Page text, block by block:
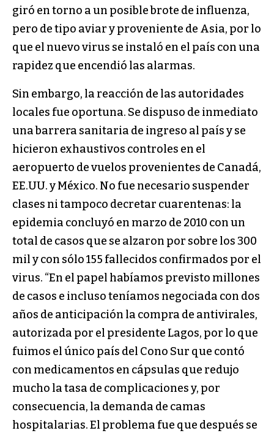
giró en torno a un posible brote de influenza,
pero de tipo aviar y proveniente de Asia, por lo
que el nuevo virus se instaló en el país con una
rapidez que encendió las alarmas.
Sin embargo, la reacción de las autoridades
locales fue oportuna. Se dispuso de inmediato
una barrera sanitaria de ingreso al país y se
hicieron exhaustivos controles en el
aeropuerto de vuelos provenientes de Canadá,
EE.UU. y México. No fue necesario suspender
clases ni tampoco decretar cuarentenas: la
epidemia concluyó en marzo de 2010 con un
total de casos que se alzaron por sobre los 300
mil y con sólo 155 fallecidos confirmados por el
virus. “En el papel habíamos previsto millones
de casos e incluso teníamos negociada con dos
años de anticipación la compra de antivirales,
autorizada por el presidente Lagos, por lo que
fuimos el único país del Cono Sur que contó
con medicamentos en cápsulas que redujo
mucho la tasa de complicaciones y, por
consecuencia, la demanda de camas
hospitalarias. El problema fue que después se